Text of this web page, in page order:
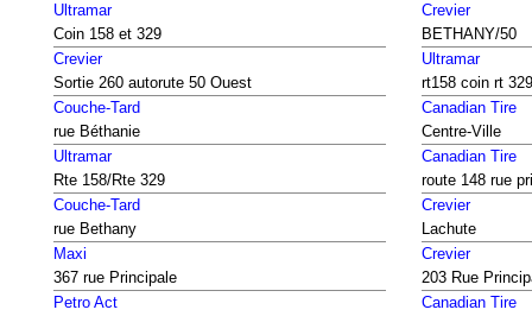
Ultramar
Coin 158 et 329
Crevier
BETHANY/50
Crevier
Sortie 260 autorute 50 Ouest
Ultramar
rt158 coin rt 329
Couche-Tard
rue Béthanie
Canadian Tire
Centre-Ville
Ultramar
Rte 158/Rte 329
Canadian Tire
route 148 rue
Couche-Tard
rue Bethany
Crevier
Lachute
Maxi
367 rue Principale
Crevier
203 Rue
Petro Act
Canadian Tire